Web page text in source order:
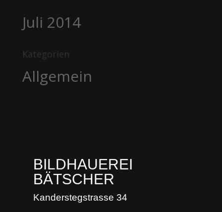
Juli 2014
Kategorien
Allgemein
BILDHAUEREI
BÄTSCHER
Kanderstegstrasse 34